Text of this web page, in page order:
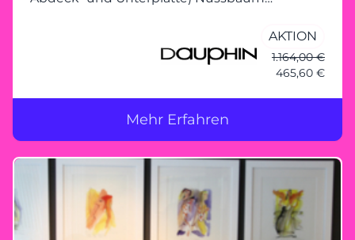
mit 1 Klappe mit starken Gebrauchsspuren
AKTION
1.164,00 €
465,60 €
Mehr Erfahren